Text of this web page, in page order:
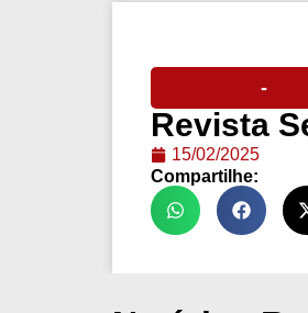
-
Revista
15/02/2025
Compartilhe: